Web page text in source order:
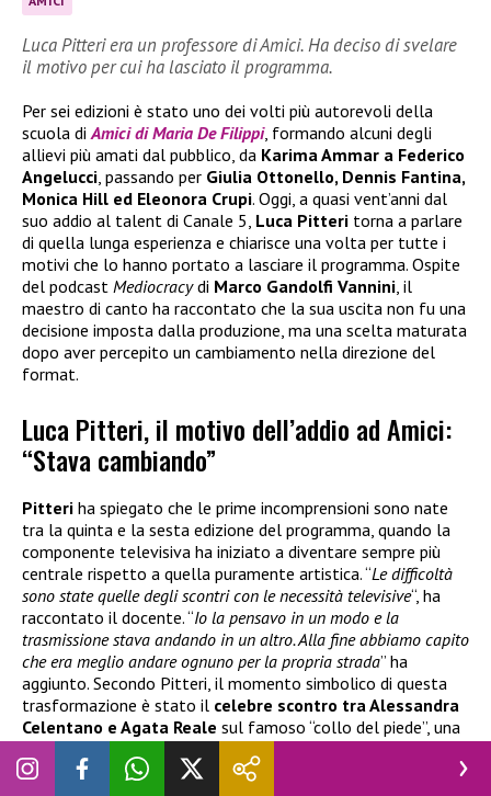
Luca Pitteri era un professore di Amici. Ha deciso di svelare
il motivo per cui ha lasciato il programma.
Per sei edizioni è stato uno dei volti più autorevoli della
scuola di Amici di Maria De Filippi, formando alcuni degli
allievi più amati dal pubblico, da Karima Ammar a Federico
Angelucci , passando per Giulia Ottonello, Dennis Fantina,
Monica Hill ed Eleonora Crupi. Oggi, a quasi vent’anni dal
suo addio al talent di Canale 5, Luca Pitteri torna a parlare
di quella lunga esperienza e chiarisce una volta per tutte i
motivi che lo hanno portato a lasciare il programma. Ospite
del podcast Mediocracydi Marco Gandolfi Vannini , il
maestro di canto ha raccontato che la sua uscita non fu una
decisione imposta dalla produzione, ma una scelta maturata
dopo aver percepito un cambiamento nella direzione del
format.
Luca Pitteri, il motivo dell’addio ad Amici:
“Stava cambiando”
Pitteri ha spiegato che le prime incomprensioni sono nate
tra la quinta e la sesta edizione del programma, quando la
componente televisiva ha iniziato a diventare sempre più
centrale rispetto a quella puramente artistica. “Le difficoltà
sono state quelle degli scontri con le necessità televisive“, ha
raccontato il docente. “Io la pensavo in un modo e la
trasmissione stava andando in un altro. Alla fine abbiamo capito
che era meglio andare ognuno per la propria strada” ha
aggiunto. Secondo Pitteri, il momento simbolico di questa
trasformazione è stato il celebre scontro tra Alessandra
Celentano e Agata Reale sul famoso “collo del piede”, una
affezionati.